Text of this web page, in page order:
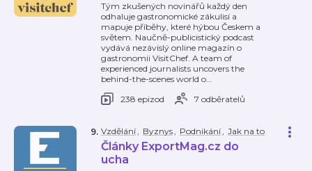
Tým zkušených novinářů každý den
odhaluje gastronomické zákulisí a
mapuje příběhy, které hýbou Českem a
světem. Naučně-publicistický podcast
vydává nezávislý online magazín o
gastronomii VisitChef. A team of
experienced journalists uncovers the
behind-the-scenes world o…
238 epizod
7 odběratelů
Vzdělání, Byznys, Podnikání, Jak na to
Články ExportMag.cz do
ucha
9.